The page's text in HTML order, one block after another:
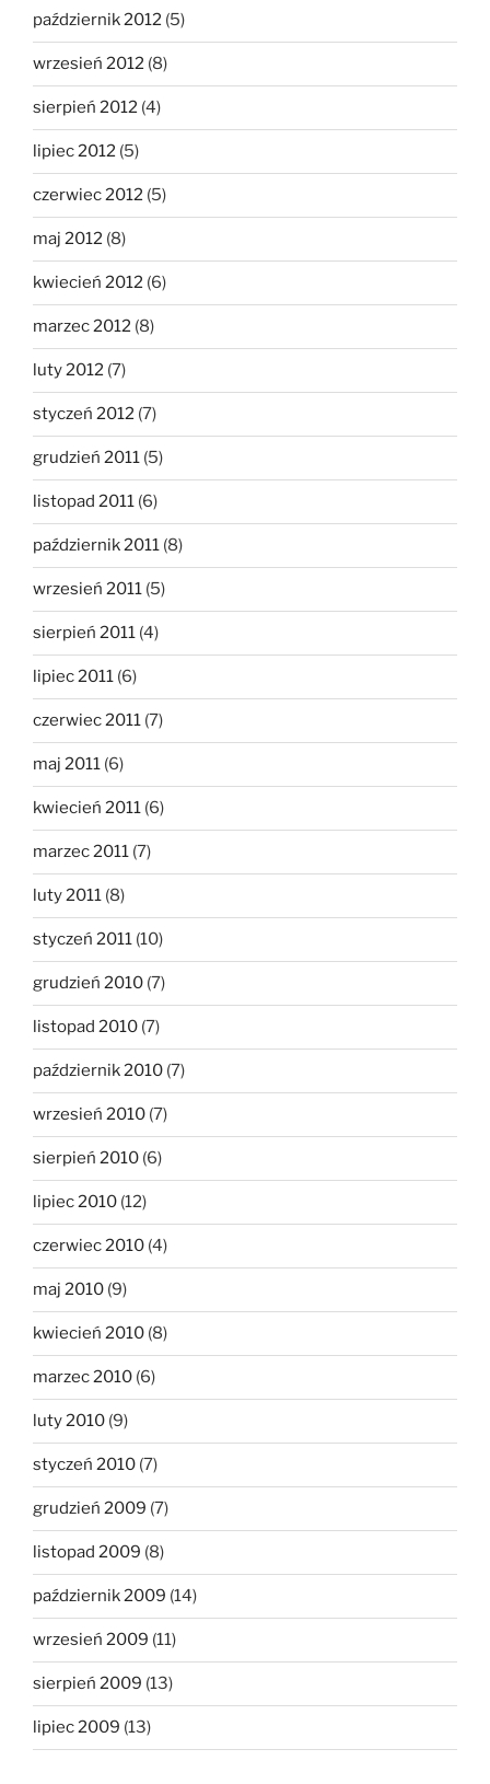
październik 2012 (5)
wrzesień 2012 (8)
sierpień 2012 (4)
lipiec 2012 (5)
czerwiec 2012 (5)
maj 2012 (8)
kwiecień 2012 (6)
marzec 2012 (8)
luty 2012 (7)
styczeń 2012 (7)
grudzień 2011 (5)
listopad 2011 (6)
październik 2011 (8)
wrzesień 2011 (5)
sierpień 2011 (4)
lipiec 2011 (6)
czerwiec 2011 (7)
maj 2011 (6)
kwiecień 2011 (6)
marzec 2011 (7)
luty 2011 (8)
styczeń 2011 (10)
grudzień 2010 (7)
listopad 2010 (7)
październik 2010 (7)
wrzesień 2010 (7)
sierpień 2010 (6)
lipiec 2010 (12)
czerwiec 2010 (4)
maj 2010 (9)
kwiecień 2010 (8)
marzec 2010 (6)
luty 2010 (9)
styczeń 2010 (7)
grudzień 2009 (7)
listopad 2009 (8)
październik 2009 (14)
wrzesień 2009 (11)
sierpień 2009 (13)
lipiec 2009 (13)